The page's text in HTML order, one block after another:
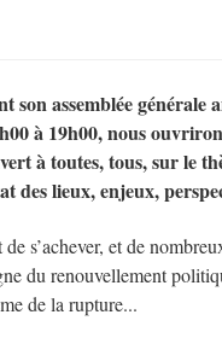
assemblée générale
à 19h00, nous
à toutes, tous, sur le
des lieux, enjeux,
s’achever, et de
du renouvellement
de la rupture...